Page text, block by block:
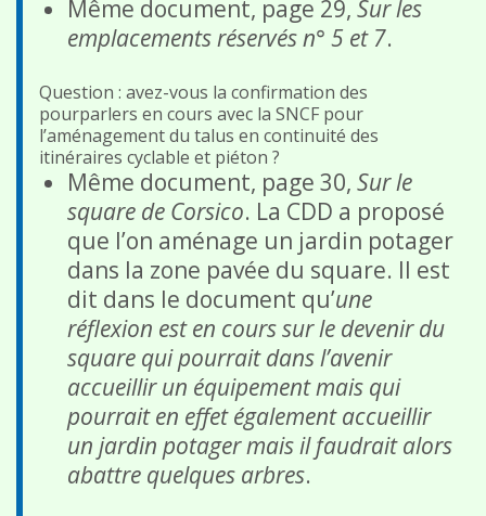
Même document, page 29, Sur les
emplacements réservés n° 5 et 7.
Question : avez-vous la confirmation des
pourparlers en cours avec la SNCF pour
l’aménagement du talus en continuité des
itinéraires cyclable et piéton ?
Même document, page 30, Sur le
square de Corsico. La CDD a proposé
que l’on aménage un jardin potager
dans la zone pavée du square. Il est
dit dans le document qu’une
réflexion est en cours sur le devenir du
square qui pourrait dans l’avenir
accueillir un équipement mais qui
pourrait en effet également accueillir
un jardin potager mais il faudrait alors
abattre quelques arbres.